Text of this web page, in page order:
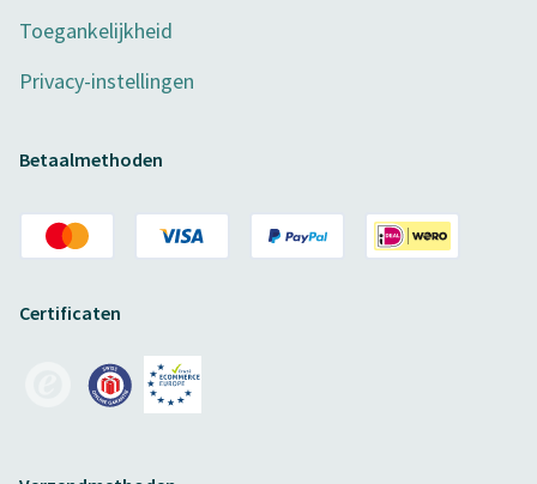
Toegankelijkheid
Privacy-instellingen
Betaalmethoden
Certificaten